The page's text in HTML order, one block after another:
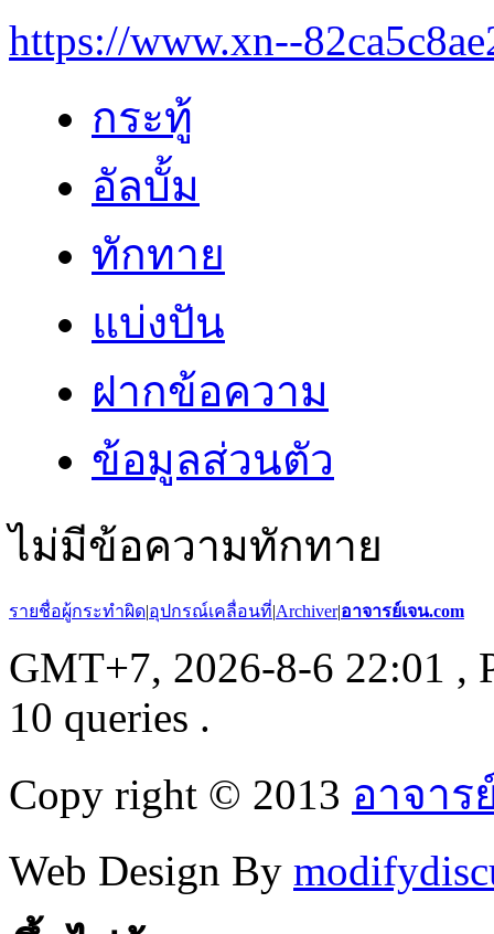
https://www.xn--
กระทู้
อัลบั้ม
ทักทาย
แบ่งปัน
ฝากข้อความ
ข้อมูลส่วนตัว
ไม่มีข้อความทักทาย
รายชื่อผู้กระทำผิด|อุปกรณ์เคลื่อนที่|Archiver|อาจารย์เจน.com
GMT+7, 2026-8-6 22:01 ,
10 queries .
Copy right © 2013 อาจาร
Web Design By